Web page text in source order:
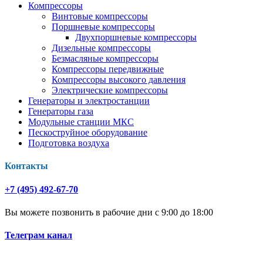
Компрессоры
Винтовые компрессоры
Поршневые компрессоры
Двухпоршневые компрессоры
Дизельные компрессоры
Безмасляные компрессоры
Компрессоры передвижные
Компрессоры высокого давления
Электрические компрессоры
Генераторы и электростанции
Генераторы газа
Модульные станции МКС
Пескоструйное оборудование
Подготовка воздуха
Контакты
+7 (495) 492-67-70
Вы можете позвонить в рабочие дни с 9:00 до 18:00
Телеграм канал